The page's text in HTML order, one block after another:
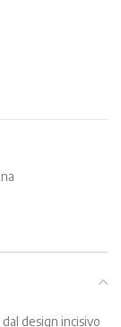
design incisivo